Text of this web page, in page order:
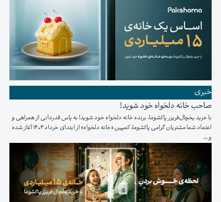
خبری
صاحب خانه دلخواه خود شوید!
با خرید یخچال‌فریزر پاکشوما، برنده خانه دلخواه خود شوید! به پاس قدردانی از همراهی و
اعتماد شما مشتریان گرامی پاکشوما، کمپین «خانه دلخواه» از ابتدای خرداد ۱۴۰۴ آغاز شده
و ...